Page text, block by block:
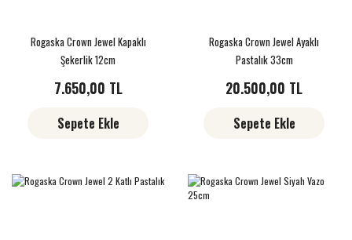
Rogaska Crown Jewel Kapaklı
Şekerlik 12cm
7.650,00 TL
Sepete Ekle
Rogaska Crown Jewel Ayaklı
Pastalık 33cm
20.500,00 TL
Sepete Ekle